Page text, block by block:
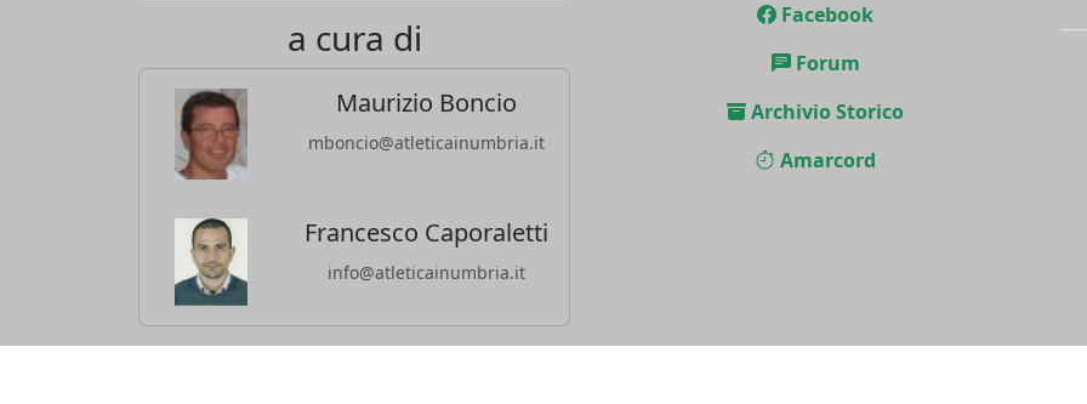
a cura di
Maurizio Boncio
mboncio@atleticainumbria.it
Francesco Caporaletti
info@atleticainumbria.it
Facebook
Forum
Archivio Storico
Amarcord